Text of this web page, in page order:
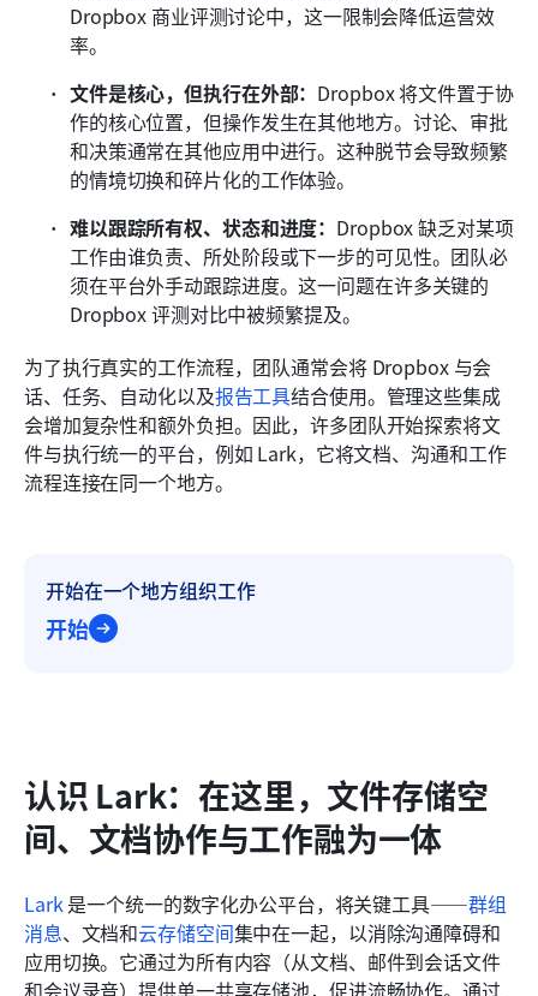
Dropbox 商业评测讨论中，这一限制会降低运营效
率。
文件是核心，但执行在外部： Dropbox 将文件置于协
作的核心位置，但操作发生在其他地方。讨论、审批
和决策通常在其他应用中进行。这种脱节会导致频繁
的情境切换和碎片化的工作体验。
难以跟踪所有权、状态和进度： Dropbox 缺乏对某项
工作由谁负责、所处阶段或下一步的可见性。团队必
须在平台外手动跟踪进度。这一问题在许多关键的
Dropbox 评测对比中被频繁提及。
为了执行真实的工作流程，团队通常会将 Dropbox 与会
话、任务、自动化以及报告工具结合使用。管理这些集成
会增加复杂性和额外负担。因此，许多团队开始探索将文
件与执行统一的平台，例如 Lark，它将文档、沟通和工作
流程连接在同一个地方。
开始在一个地方组织工作
开始
认识 Lark：在这里，文件存储空
间、文档协作与工作融为一体
Lark 是一个统一的数字化办公平台，将关键工具——群组
消息、文档和云存储空间集中在一起，以消除沟通障碍和
应用切换。它通过为所有内容（从文档、邮件到会话文件
和会议录音）提供单一共享存储池，促进流畅协作。通过